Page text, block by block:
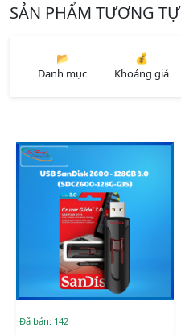
SẢN PHẨM TƯƠNG TỰ
📂
Danh mục
💰
Khoảng giá
Đã bán: 142